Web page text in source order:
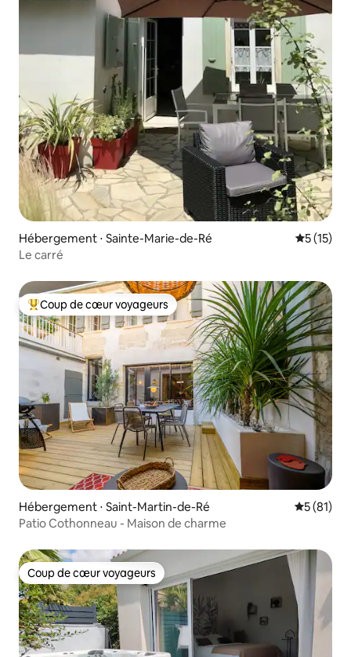
Hébergement ⋅ Sainte-Marie-de-Ré
5 (15)
Le carré
Coups de cœur voyageurs les plus appréciés
Coup de cœur voyageurs
Hébergement ⋅ Saint-Martin-de-Ré
5 (81)
Patio Cothonneau - Maison de charme
Coup de cœur voyageurs
Coup de cœur voyageurs